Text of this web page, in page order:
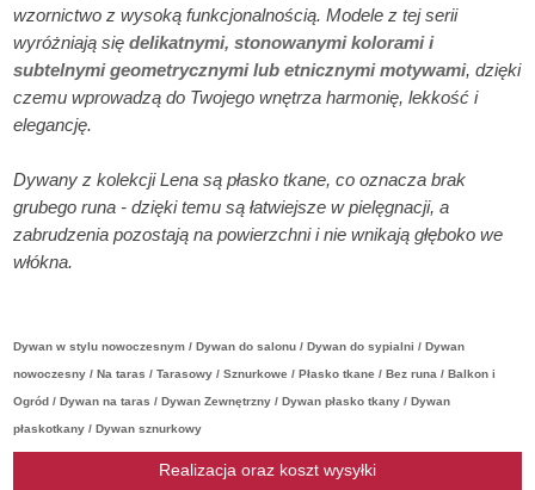
wzornictwo z wysoką funkcjonalnością. Modele z tej serii
wyróżniają siędelikatnymi, stonowanymi kolorami i
subtelnymi geometrycznymi lub etnicznymi motywami, dzięki
czemu wprowadzą do Twojego wnętrza harmonię, lekkość i
elegancję.
Dywany z kolekcji Lena są płasko tkane, co oznacza brak
grubego runa - dzięki temu są łatwiejsze w pielęgnacji, a
zabrudzenia pozostają na powierzchni i nie wnikają głęboko we
włókna.
Dywan w stylu nowoczesnym / Dywan do salonu / Dywan do sypialni / Dywan
nowoczesny / Na taras / Tarasowy / Sznurkowe / Płasko tkane / Bez runa / Balkon i
Ogród / Dywan na taras / Dywan Zewnętrzny / Dywan płasko tkany / Dywan
płaskotkany / Dywan sznurkowy
Realizacja oraz koszt wysyłki